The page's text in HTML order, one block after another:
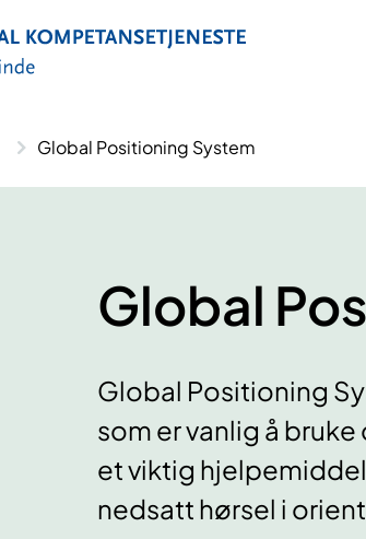
Global Positioning System
Global
Global Positioning
som er vanlig å
et viktig
nedsatt hørsel i